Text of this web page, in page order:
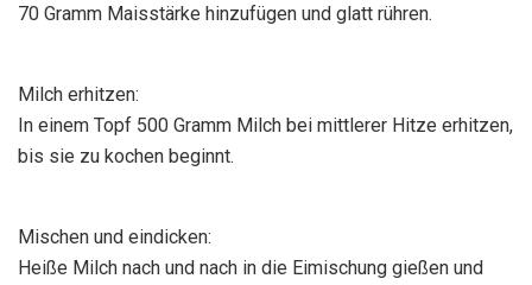
70 Gramm Maisstärke hinzufügen und glatt rühren.
Milch erhitzen:
In einem Topf 500 Gramm Milch bei mittlerer Hitze erhitzen,
bis sie zu kochen beginnt.
Mischen und eindicken:
Heiße Milch nach und nach in die Eimischung gießen und